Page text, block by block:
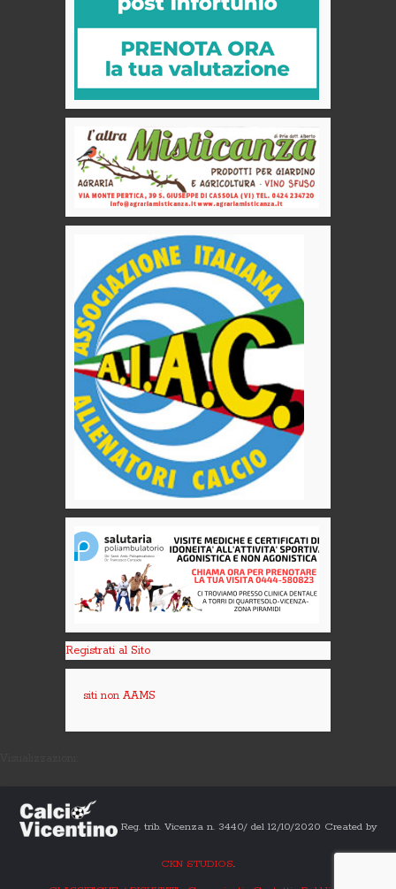
Registrati al Sito
siti non AAMS
Reg. trib. Vicenza n. 3440/ del 12/10/2020 Created by
CKN STUDIOS.